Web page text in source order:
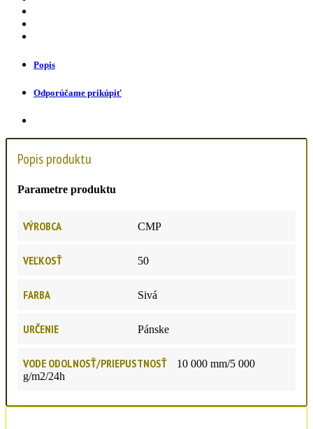
Popis
Odporúčame prikúpiť
Popis produktu
Parametre produktu
VÝROBCA CMP
VEĽKOSŤ 50
FARBA Sivá
URČENIE Pánske
VODE ODOLNOSŤ/PRIEPUSTNOSŤ
10 000 mm/5 000
g/m2/24h